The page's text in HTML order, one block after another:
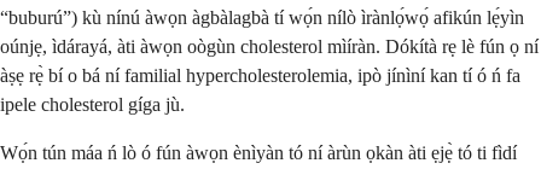
“buburú”) kù nínú àwọn àgbàlagbà tí wọ́n nílò ìrànlọ́wọ́ afikún lẹ́yìn
oúnjẹ, ìdárayá, àti àwọn oògùn cholesterol mìíràn. Dókítà rẹ lè fún ọ ní
àṣẹ rẹ̀ bí o bá ní familial hypercholesterolemia, ipò jínìní kan tí ó ń fa
ipele cholesterol gíga jù.
Wọ́n tún máa ń lò ó fún àwọn ènìyàn tó ní àrùn ọkàn àti ẹjẹ̀ tó ti fìdí